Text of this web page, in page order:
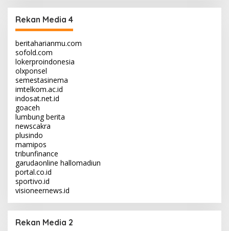
Rekan Media 4
beritaharianmu.com
sofold.com
lokerproindonesia
olxponsel
semestasinema
imtelkom.ac.id
indosat.net.id
goaceh
lumbung berita
newscakra
plusindo
mamipos
tribunfinance
garudaonline hallomadiun
portal.co.id
sportivo.id
visioneernews.id
Rekan Media 2